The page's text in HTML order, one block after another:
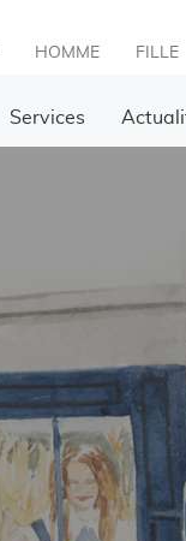
HOMME FILLE
Services